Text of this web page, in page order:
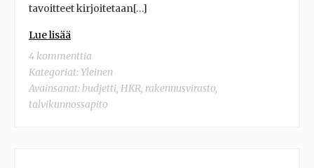
tavoitteet kirjoitetaan[…]
Lue lisää
4 kommenttia
Kategoriat: Yleinen
Avainsanat: budjetti HKR rakennusvirasto
talvikunnossapito